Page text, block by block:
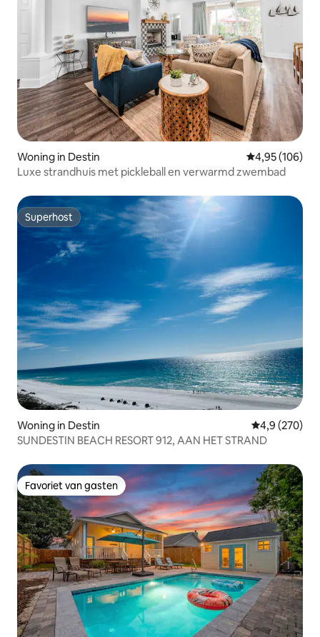
Woning in Destin Gemiddelde
4,95 (106)
Luxe strandhuis met pickleball en verwarmd zwembad
Superhost
Superhost
Woning in Destin Gemiddelde
4,9 (270)
SUNDESTIN BEACH RESORT 912, AAN HET STRAND
Favoriet van gasten
Favoriet van gasten